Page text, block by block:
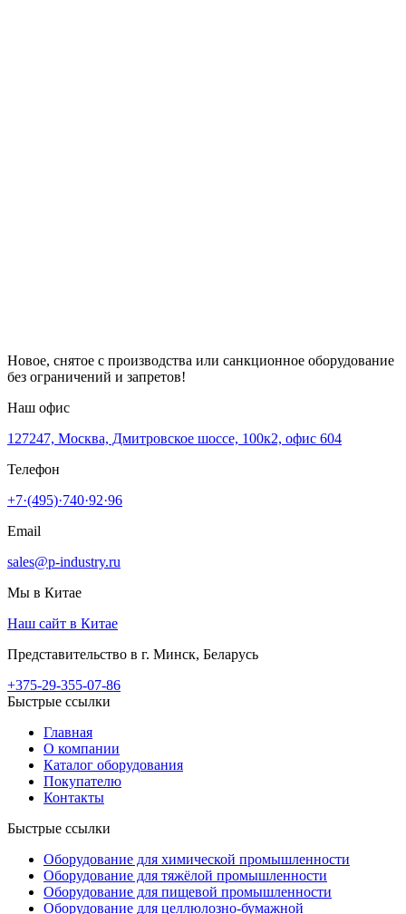
Новое, снятое с производства или санкционное оборудование
без ограничений и запретов!
Наш офис
127247, Москва, Дмитровское шоссе, 100к2, офис 604
Телефон
+7·(495)·740·92·96
Email
sales@p-industry.ru
Мы в Китае
Наш сайт в Китае
Представительство в г. Минск, Беларусь
+375-29-355-07-86
Быстрые ссылки
Главная
О компании
Каталог оборудования
Покупателю
Контакты
Быстрые ссылки
Оборудование для химической промышленности
Оборудование для тяжёлой промышленности
Оборудование для пищевой промышленности
Оборудование для целлюлозно-бумажной